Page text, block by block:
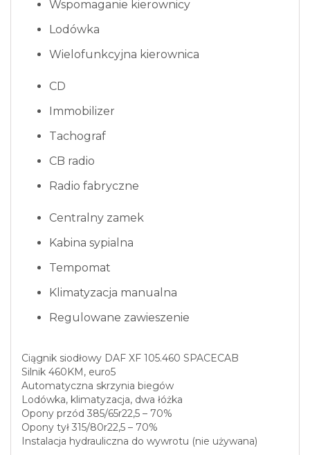
Wspomaganie kierownicy
Lodówka
Wielofunkcyjna kierownica
CD
Immobilizer
Tachograf
CB radio
Radio fabryczne
Centralny zamek
Kabina sypialna
Tempomat
Klimatyzacja manualna
Regulowane zawieszenie
Ciągnik siodłowy DAF XF 105.460 SPACECAB
Silnik 460KM, euro5
Automatyczna skrzynia biegów
Lodówka, klimatyzacja, dwa łóżka
Opony przód 385/65r22,5 – 70%
Opony tył 315/80r22,5 – 70%
Instalacja hydrauliczna do wywrotu (nie używana)